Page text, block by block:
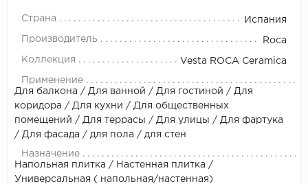
Страна Испания
Производитель Roca
Коллекция Vesta ROCA Ceramica
Применение
Для балкона / Для ванной / Для гостиной / Для
коридора / Для кухни / Для общественных
помещений / Для террасы / Для улицы / Для фартука
/ Для фасада / для пола / для стен
Назначение
Напольная плитка / Настенная плитка /
Универсальная ( напольная/настенная)